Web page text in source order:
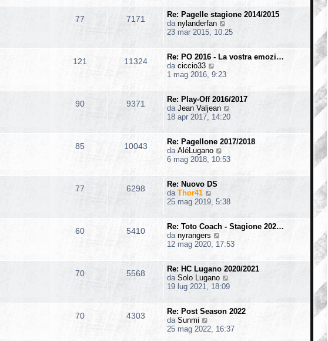
o
s
a
g
g
o
m
o
e
a
g
g
o
i
u
l
t
m
o
e
s
a
g
g
o
77 7171
Re: Pagelle stagione 2014/2015
da nylanderfan
e
u
t
m
o
m
e
s
a
g
g
23 mar 2015, 10:25
121 11324
Re: PO 2016 - La vostra emozi…
da ciccio33
e
i
u
l
t
m
o
m
e
s
a
g
g
o
1 mag 2016, 9:23
90 9371
Re: Play-Off 2016/2017
da Jean Valjean
e
u
t
e
s
a
g
g
o
18 apr 2017, 14:20
85 10043
Re: Pagellone 2017/2018
da AléLugano
e
i
t
m
o
e
s
a
g
g
o
6 mag 2018, 10:53
77 6298
Re: Nuovo DS
da Thor41
e
i
u
t
m
o
m
e
a
g
25 mag 2019, 5:38
60 5410
Re: Toto Coach - Stagione 202…
da nyrangers
e
i
u
t
m
o
e
12 mag 2020, 17:53
70 5568
Re: HC Lugano 2020/2021
da Solo Lugano
e
u
t
19 lug 2021, 18:09
70 4303
Re: Post Season 2022
da Sunmi
e
25 mag 2022, 16:37